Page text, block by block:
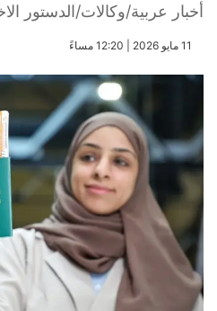
أخبار عربية/وكالات/الدستور
​11 مايو 2026 | 12:20 مساءً